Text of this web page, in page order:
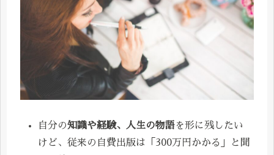
自分の知識や経験、人生の物語を形に残したい
けど、従来の自費出版は「300万円かかる」と聞